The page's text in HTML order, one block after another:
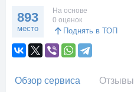
893
место
На основе
0 оценок
Поднять в ТОП
Обзор сервиса Отзывы